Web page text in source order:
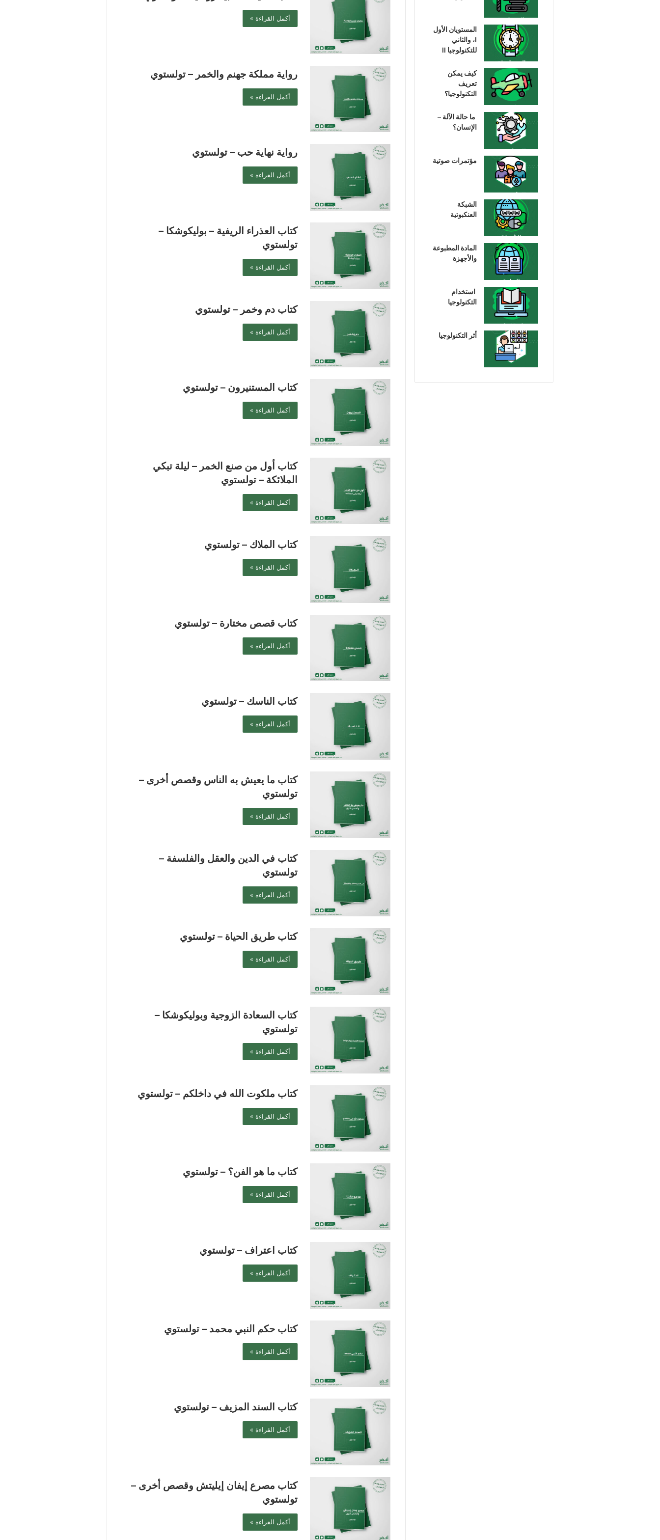
أكمل القراءة »
رواية مملكة جهنم والخمر – تولستوي
أكمل القراءة »
رواية نهاية حب – تولستوي
أكمل القراءة »
كتاب العذراء الريفية – بوليكوشكا –
تولستوي
أكمل القراءة »
كتاب دم وخمر – تولستوي
أكمل القراءة »
كتاب المستنيرون – تولستوي
أكمل القراءة »
كتاب أول من صنع الخمر – ليلة تبكي
الملائكة – تولستوي
أكمل القراءة »
كتاب الملاك – تولستوي
أكمل القراءة »
كتاب قصص مختارة – تولستوي
أكمل القراءة »
كتاب الناسك – تولستوي
أكمل القراءة »
كتاب ما يعيش به الناس وقصص أخرى –
تولستوي
أكمل القراءة »
كتاب في الدين والعقل والفلسفة –
تولستوي
أكمل القراءة »
كتاب طريق الحياة – تولستوي
أكمل القراءة »
كتاب السعادة الزوجية وبوليكوشكا –
تولستوي
أكمل القراءة »
كتاب ملكوت الله في داخلكم – تولستوي
أكمل القراءة »
كتاب ما هو الفن؟ – تولستوي
أكمل القراءة »
كتاب اعتراف – تولستوي
أكمل القراءة »
كتاب حكم النبي محمد – تولستوي
أكمل القراءة »
كتاب السند المزيف – تولستوي
أكمل القراءة »
كتاب مصرع إيفان إيليتش وقصص أخرى –
تولستوي
أكمل القراءة »
المستويان الأول
I، والثاني
للتكنولوجيا II
كيف يمكن
تعريف
التكنولوجيا؟
ما حالة الآلة –
الإنسان؟
مؤتمرات صوتية
الشبكة
العنكبوتية
المادة المطبوعة
والأجهزة
استخدام
التكنولوجيا
أثر التكنولوجيا